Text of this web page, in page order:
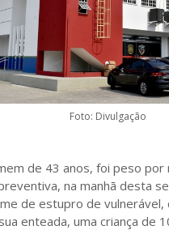
Foto: Divulgação
de 43 anos, foi peso por
na manhã desta
de estupro de vulnerável,
enteada, uma criança de